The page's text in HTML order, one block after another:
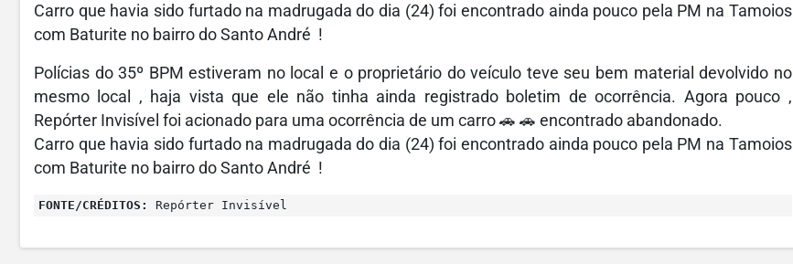
Carro que havia sido furtado na madrugada do dia (24) foi encontrado ainda pouco pela PM na Tamoios
com Baturite no bairro do Santo André !
Polícias do 35º BPM estiveram no local e o proprietário do veículo teve seu bem material devolvido no
mesmo local , haja vista que ele não tinha ainda registrado boletim de ocorrência. Agora pouco ,
Repórter Invisível foi acionado para uma ocorrência de um carro 🚗 🚗 encontrado abandonado.
Carro que havia sido furtado na madrugada do dia (24) foi encontrado ainda pouco pela PM na Tamoios
com Baturite no bairro do Santo André !
FONTE/CRÉDITOS: Repórter Invisível